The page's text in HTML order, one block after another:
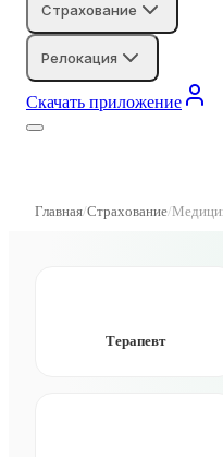
Страхование
Релокация
Скачать приложение
Главная Страхование
Терапевт